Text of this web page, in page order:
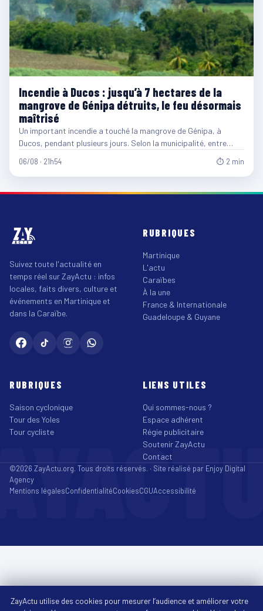
Incendie à Ducos : jusqu’à 7 hectares de la
mangrove de Génipa détruits, le feu désormais
maîtrisé
Un important incendie a touché la mangrove de Génipa, à
Ducos, pendant plusieurs jours. Selon la municipalité, entre…
06/08 · 21h54 ⏱ 2 min
Suivez toute l'actualité en
temps réel sur ZayActu : infos
locales, faits divers, culture et
événements en Martinique et
dans la Caraïbe.
RUBRIQUES
Martinique
L'actu
Caraïbes
À la une
France & Internationale
Guadeloupe & Guyane
RUBRIQUES
Saison cyclonique
Tour des Yoles
Tour cycliste
LIENS UTILES
Qui sommes-nous ?
Espace adhérent
Régie publicitaire
Soutenir ZayActu
Contact
©2026 ZayActu.org. Tous droits réservés. · Site réalisé par Enjoy Digital
Agency
Mentions légalesConfidentialitéCookiesCGUAccessibilité
ZayActu utilise des cookies pour mesurer l’audience et améliorer votre